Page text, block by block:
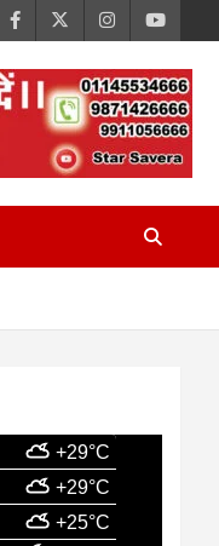
+29°C
+29°C
+25°C